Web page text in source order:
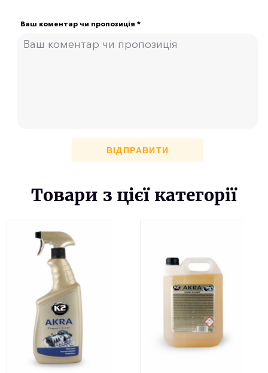
Ваш коментар чи пропозиція *
ВІДПРАВИТИ
Товари з цієї категорії